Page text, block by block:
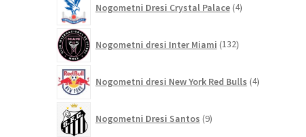
Nogometni Dresi Crystal Palace 4izdelki
Nogometni dresi Inter Miami 132izdelkov
Nogometni dresi New York Red Bulls 4izdelki
Nogometni Dresi Santos 9izdelkov